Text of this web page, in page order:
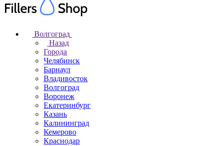
Волгоград
Назад
Города
Челябинск
Барнаул
Владивосток
Волгоград
Воронеж
Екатеринбург
Казань
Калининград
Кемерово
Краснодар